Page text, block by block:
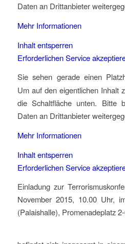
Daten an Drittanbieter
Mehr Informationen
Inhalt entsperren
Erforderlichen Service
Sie sehen gerade einen
Um auf den eigentlichen Inhalt
die Schaltfläche unten. Bitte
Daten an Drittanbieter
Mehr Informationen
Inhalt entsperren
Erforderlichen Service
Einladung zur
November 2015, 10.00 Uhr,
(Palaishalle), Promenadeplatz